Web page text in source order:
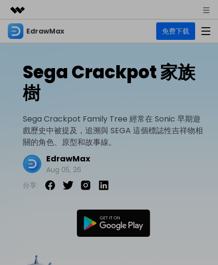
精選產品
實用工具
解決方案
關於我們
EdrawMax 免费下载
EdrawMax
EdrawMind
專業的甘特圖工具
商業用途
流程圖
技術用途
設計用途
平面圖
所有圖表類型>>
資源範本
EdrawMax 社區
文章内容
支援
教程
商業
Sega Crackpot 家族
樹
Sega Crackpot Family Tree 經常在 Sonic 早期遊
戲歷史中被提及，追溯與 SEGA 這個標誌性吉祥物相
關的角色、原型和故事線。
EdrawMax
Aug 05, 26
分享: